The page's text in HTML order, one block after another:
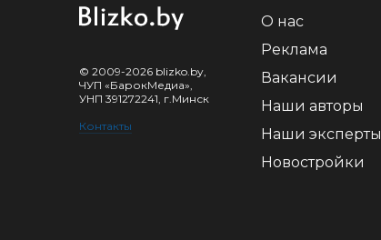
© 2009-2026 blizko.by,
ЧУП «БарокМедиа»,
УНП 391272241, г.Минск
Контакты
О нас
Реклама
Вакансии
Наши авторы
Наши эксперты
Новостройки